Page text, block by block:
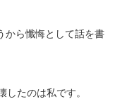
から懺悔として話を書
たのは私です。